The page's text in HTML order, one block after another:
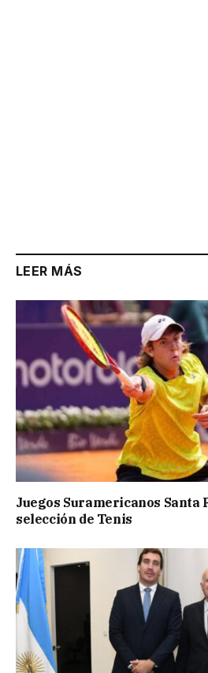
LEER MÁS
Juegos Suramericanos Santa
selección de Tenis